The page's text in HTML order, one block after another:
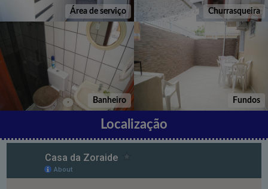
Área de serviço Churrasqueira
Banheiro Fundos
Localização